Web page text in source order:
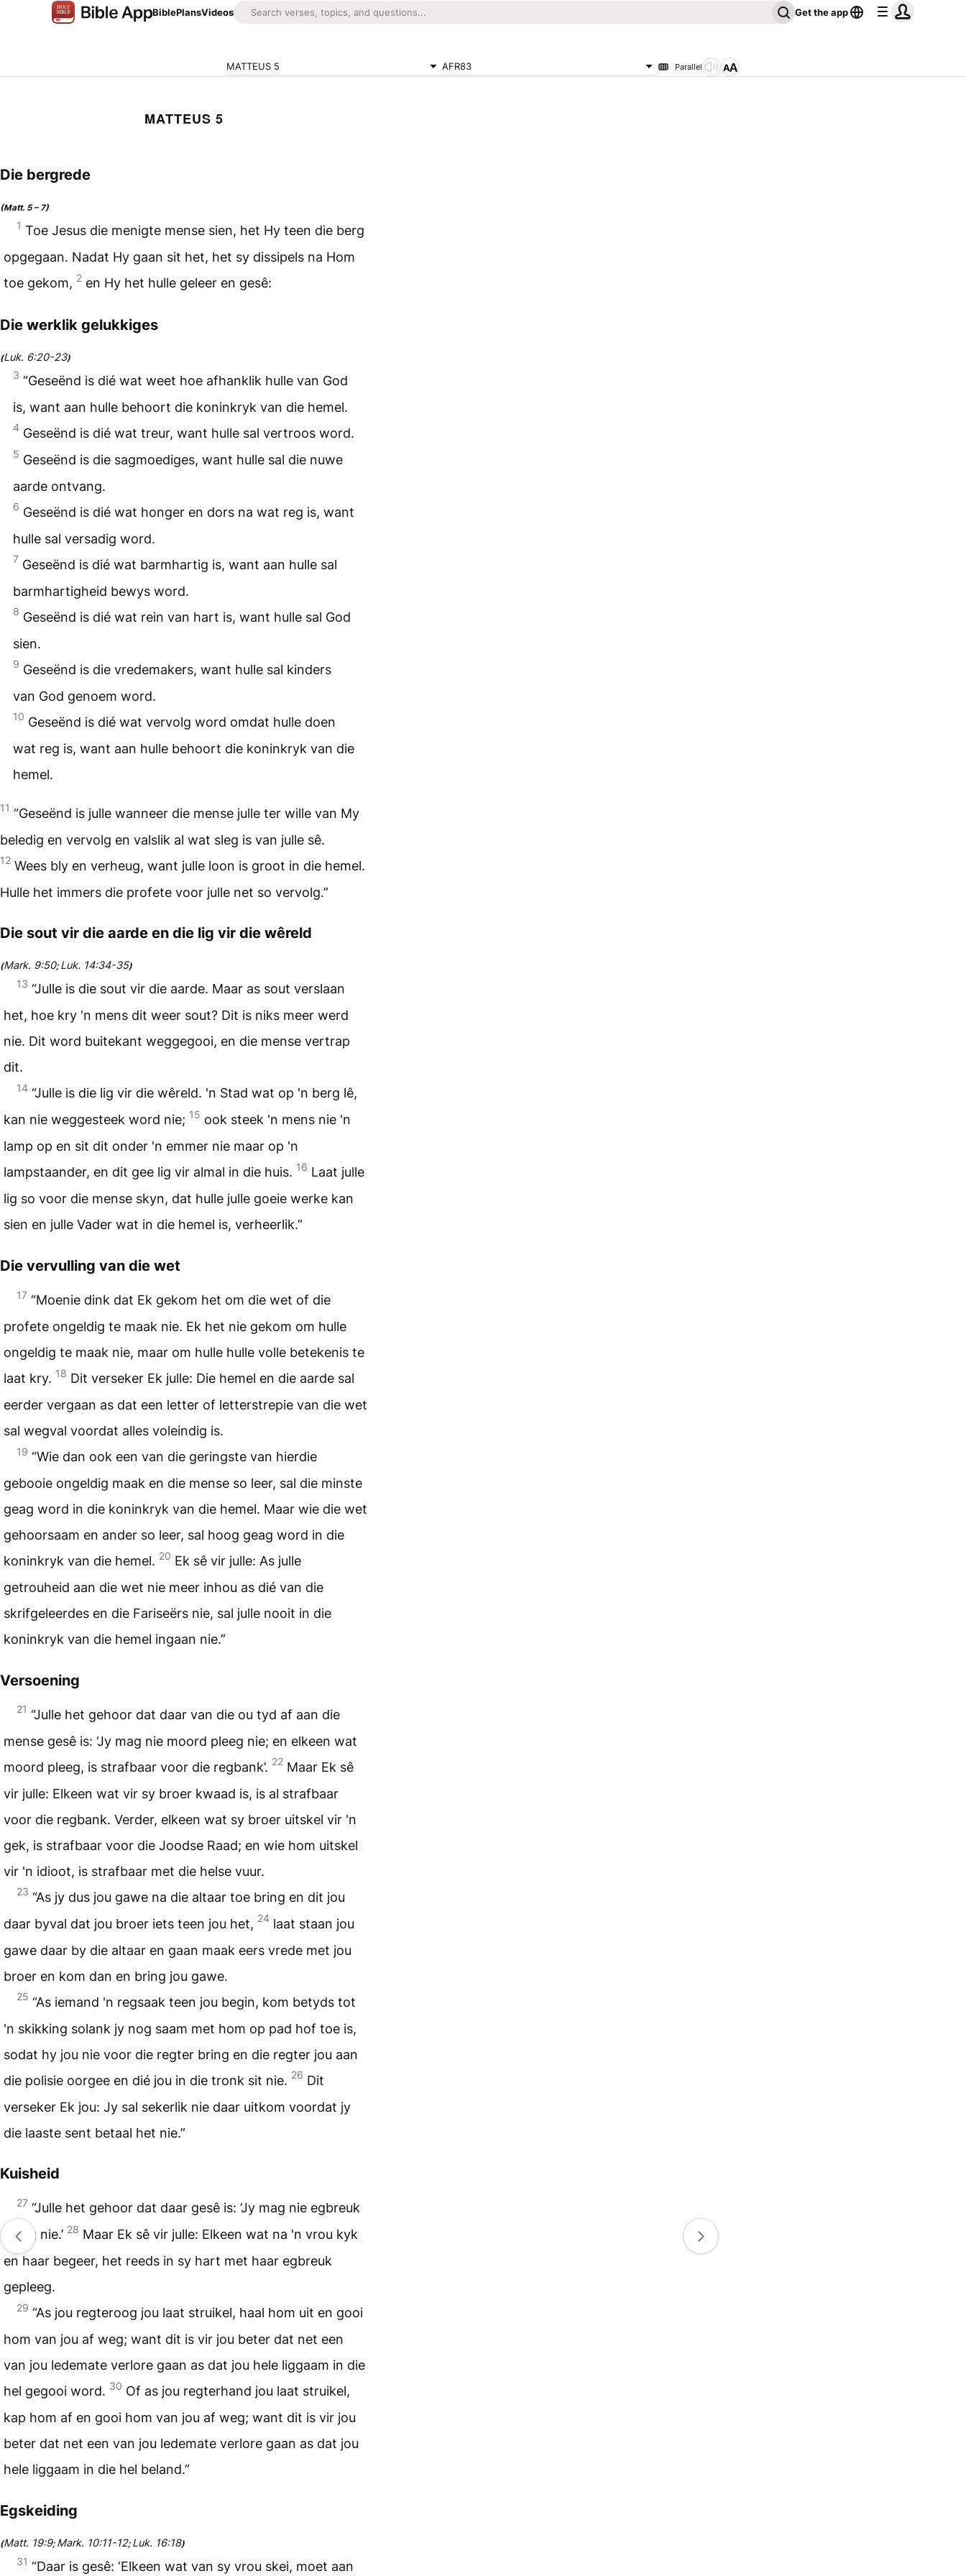
BiblePlansVideos Get the app
MATTEUS 5 AFR83 Parallel
MATTEUS 5
Die bergrede
(Matt. 5 – 7)
1 Toe Jesus die menigte mense sien, het Hy teen die berg
opgegaan. Nadat Hy gaan sit het, het sy dissipels na Hom
toe gekom, 2 en Hy het hulle geleer en gesê:
Die werklik gelukkiges
(Luk. 6:20-23)
3 “Geseënd is dié wat weet hoe afhanklik hulle van God
is, want aan hulle behoort die koninkryk van die hemel.
4 Geseënd is dié wat treur, want hulle sal vertroos word.
5 Geseënd is die sagmoediges, want hulle sal die nuwe
aarde ontvang.
6 Geseënd is dié wat honger en dors na wat reg is, want
hulle sal versadig word.
7 Geseënd is dié wat barmhartig is, want aan hulle sal
barmhartigheid bewys word.
8 Geseënd is dié wat rein van hart is, want hulle sal God
sien.
9 Geseënd is die vredemakers, want hulle sal kinders
van God genoem word.
10 Geseënd is dié wat vervolg word omdat hulle doen
wat reg is, want aan hulle behoort die koninkryk van die
hemel.
11 “Geseënd is julle wanneer die mense julle ter wille van My
beledig en vervolg en valslik al wat sleg is van julle sê.
12 Wees bly en verheug, want julle loon is groot in die hemel.
Hulle het immers die profete voor julle net so vervolg.”
Die sout vir die aarde en die lig vir die wêreld
(Mark. 9:50;Luk. 14:34-35)
13 “Julle is die sout vir die aarde. Maar as sout verslaan
het, hoe kry 'n mens dit weer sout? Dit is niks meer werd
nie. Dit word buitekant weggegooi, en die mense vertrap
dit.
14 “Julle is die lig vir die wêreld. 'n Stad wat op 'n berg lê,
kan nie weggesteek word nie; 15 ook steek 'n mens nie 'n
lamp op en sit dit onder 'n emmer nie maar op 'n
lampstaander, en dit gee lig vir almal in die huis. 16 Laat julle
lig so voor die mense skyn, dat hulle julle goeie werke kan
sien en julle Vader wat in die hemel is, verheerlik.”
Die vervulling van die wet
17 “Moenie dink dat Ek gekom het om die wet of die
profete ongeldig te maak nie. Ek het nie gekom om hulle
ongeldig te maak nie, maar om hulle hulle volle betekenis te
laat kry. 18 Dit verseker Ek julle: Die hemel en die aarde sal
eerder vergaan as dat een letter of letterstrepie van die wet
sal wegval voordat alles voleindig is.
19 “Wie dan ook een van die geringste van hierdie
gebooie ongeldig maak en die mense so leer, sal die minste
geag word in die koninkryk van die hemel. Maar wie die wet
gehoorsaam en ander so leer, sal hoog geag word in die
koninkryk van die hemel. 20 Ek sê vir julle: As julle
getrouheid aan die wet nie meer inhou as dié van die
skrifgeleerdes en die Fariseërs nie, sal julle nooit in die
koninkryk van die hemel ingaan nie.”
Versoening
21 “Julle het gehoor dat daar van die ou tyd af aan die
mense gesê is: ‘Jy mag nie moord pleeg nie; en elkeen wat
moord pleeg, is strafbaar voor die regbank’. 22 Maar Ek sê
vir julle: Elkeen wat vir sy broer kwaad is, is al strafbaar
voor die regbank. Verder, elkeen wat sy broer uitskel vir 'n
gek, is strafbaar voor die Joodse Raad; en wie hom uitskel
vir 'n idioot, is strafbaar met die helse vuur.
23 “As jy dus jou gawe na die altaar toe bring en dit jou
daar byval dat jou broer iets teen jou het, 24 laat staan jou
gawe daar by die altaar en gaan maak eers vrede met jou
broer en kom dan en bring jou gawe.
25 “As iemand 'n regsaak teen jou begin, kom betyds tot
'n skikking solank jy nog saam met hom op pad hof toe is,
sodat hy jou nie voor die regter bring en die regter jou aan
die polisie oorgee en dié jou in die tronk sit nie. 26 Dit
verseker Ek jou: Jy sal sekerlik nie daar uitkom voordat jy
die laaste sent betaal het nie.”
Kuisheid
27 “Julle het gehoor dat daar gesê is: ‘Jy mag nie egbreuk
pleeg nie.’ 28 Maar Ek sê vir julle: Elkeen wat na 'n vrou kyk
en haar begeer, het reeds in sy hart met haar egbreuk
gepleeg.
29 “As jou regteroog jou laat struikel, haal hom uit en gooi
hom van jou af weg; want dit is vir jou beter dat net een
van jou ledemate verlore gaan as dat jou hele liggaam in die
hel gegooi word. 30 Of as jou regterhand jou laat struikel,
kap hom af en gooi hom van jou af weg; want dit is vir jou
beter dat net een van jou ledemate verlore gaan as dat jou
hele liggaam in die hel beland.”
Egskeiding
(Matt. 19:9;Mark. 10:11-12;Luk. 16:18)
31 “Daar is gesê: ‘Elkeen wat van sy vrou skei, moet aan